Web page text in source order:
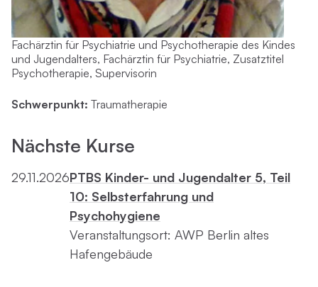
Fachärztin für Psychiatrie und Psychotherapie des Kindes
und Jugendalters, Fachärztin für Psychiatrie, Zusatztitel
Psychotherapie, Supervisorin
Schwerpunkt: Traumatherapie
Nächste Kurse
29.11.2026PTBS Kinder- und Jugendalter 5, Teil
10: Selbsterfahrung und
Psychohygiene
Veranstaltungsort: AWP Berlin altes
Hafengebäude